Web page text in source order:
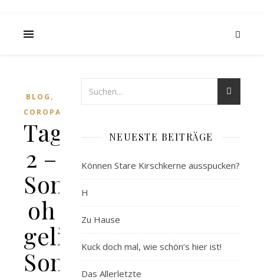
BLOG ,
COROPALYPSE
Tag
2 –
Sonntag,
oh
geliebter
Sonntag
NEUESTE BEITRÄGE
Können Stare Kirschkerne ausspucken?
H
Zu Hause
Kuck doch mal, wie schön’s hier ist!
Das Allerletzte